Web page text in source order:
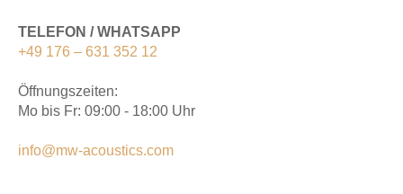
TELEFON / WHATSAPP
+49 176 – 631 352 12
Öffnungszeiten:
Mo bis Fr: 09:00 - 18:00 Uhr
info@mw-acoustics.com